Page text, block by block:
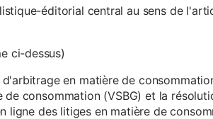
éditorial central au sens de
ci-dessus)
en matière de
consommation (VSBG) et la
ligne des litiges en matière de